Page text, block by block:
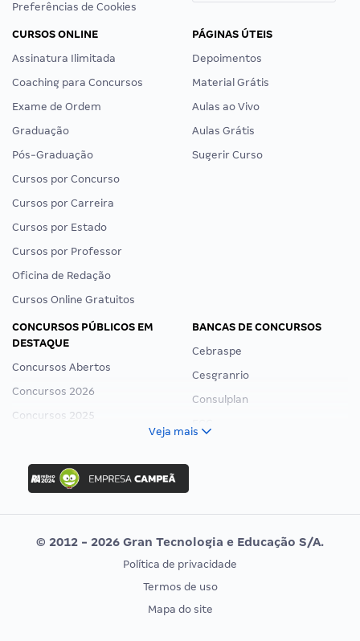
Preferências de Cookies
CURSOS ONLINE
Assinatura Ilimitada
Coaching para Concursos
Exame de Ordem
Graduação
Pós-Graduação
Cursos por Concurso
Cursos por Carreira
Cursos por Estado
Cursos por Professor
Oficina de Redação
Cursos Online Gratuitos
PÁGINAS ÚTEIS
Depoimentos
Material Grátis
Aulas ao Vivo
Aulas Grátis
Sugerir Curso
CONCURSOS PÚBLICOS EM
DESTAQUE
Concursos Abertos
Concursos 2026
Concursos 2025
Concurso Ibama
Concurso MPU
Editais publicados
BANCAS DE CONCURSOS
Cebraspe
Cesgranrio
Consulplan
Vunesp
CONCURSOS POR PROFISSÃO
EXAME DE ORDEM
Veja mais
© 2012 - 2026 Gran Tecnologia e Educação S/A.
Política de privacidade
Termos de uso
Mapa do site